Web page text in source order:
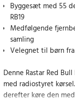
Byggesæt med 55
RB19
Medfølgende
samling
Velegnet til børn fra
Denne Rastar Red
med radiostyret
derefter køre den